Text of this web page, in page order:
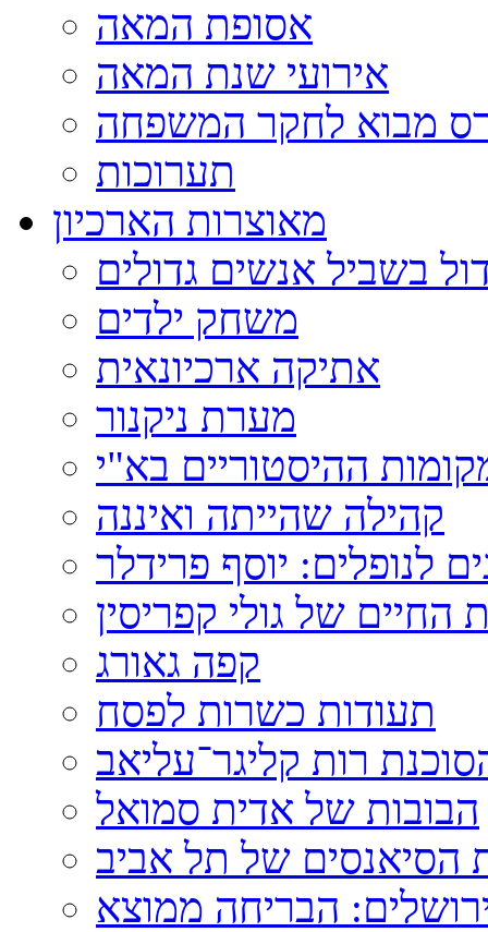
אסופת המאה
אירועי שנת המאה
מבוא לחקר המשפחה
תערוכות
מאוצרות הארכיון
בשביל אנשים גדולים
משחק ילדים
אתיקה ארכיונאית
מערת ניקנור
ההיסטוריים בא"י
קהילה שהייתה ואיננה
לנופלים: יוסף פרידלר
החיים של גולי קפריסין
קפה גאורג
תעודות כשרות לפסח
רות קליגר־עליאב
הבובות של אדית סמואל
של תל אביב
הבריחה ממוצא